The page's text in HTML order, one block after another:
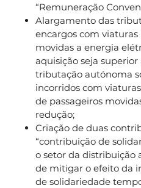
“Remuneração
Alargamento das
encargos com viaturas
movidas a energia
aquisição seja superior
tributação autónoma
incorridos com
de passageiros
redução;
Criação de duas
“contribuição de
o setor da distribuição
de mitigar o efeito da
de solidariedade